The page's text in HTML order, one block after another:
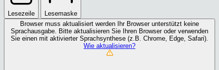
Lesezeile
Lesemaske
Browser muss aktualisiert werden Ihr Browser unterstützt keine
Sprachausgabe. Bitte aktualisieren Sie Ihren Browser oder verwenden
Sie einen mit aktivierter Sprachsynthese (z.B. Chrome, Edge, Safari).
Wie aktualisieren?